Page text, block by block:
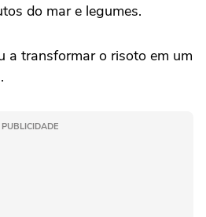
do mar e legumes.
a transformar o risoto em um
PUBLICIDADE